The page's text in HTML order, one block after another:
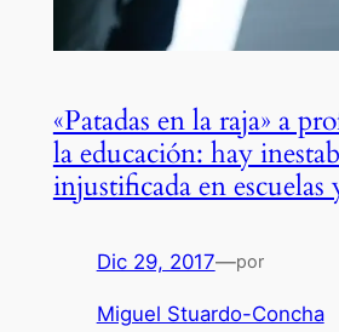
«Patadas en la raja» a
la educación: hay
injustificada en escuelas
Dic 29, 2017—por
Miguel Stuardo-Concha